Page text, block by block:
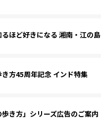
ほど好きになる 湘南・江の島
方45周年記念 インド特集
歩き方」シリーズ広告のご案内